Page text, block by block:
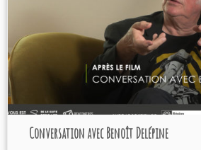
Conversation avec Benoît Delépine